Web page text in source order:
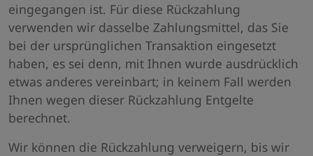
eingegangen ist. Für diese Rückzahlung
verwenden wir dasselbe Zahlungsmittel, das Sie
bei der ursprünglichen Transaktion eingesetzt
haben, es sei denn, mit Ihnen wurde ausdrücklich
etwas anderes vereinbart; in keinem Fall werden
Ihnen wegen dieser Rückzahlung Entgelte
berechnet.
Wir können die Rückzahlung verweigern, bis wir